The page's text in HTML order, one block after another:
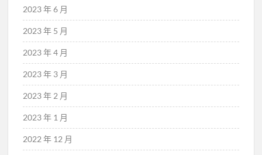
2023 年 6 月
2023 年 5 月
2023 年 4 月
2023 年 3 月
2023 年 2 月
2023 年 1 月
2022 年 12 月